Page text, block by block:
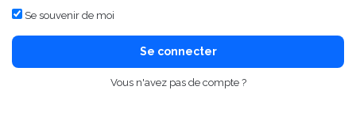
Se souvenir de moi
Se connecter
Vous n'avez pas de compte ?